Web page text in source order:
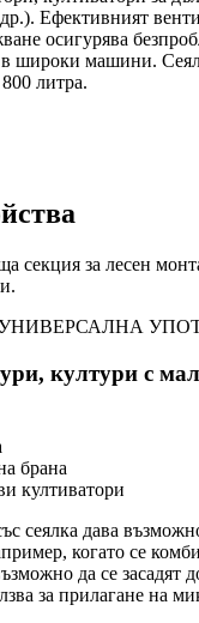
Ефективният
осигурява
в широки машини.
литра.
секция за лесен
култури с
брана
култиватори
сеялка дава
когато се
да се засадят
за прилагане на